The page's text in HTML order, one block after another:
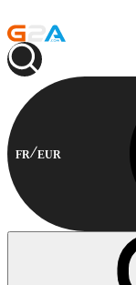
FR EUR